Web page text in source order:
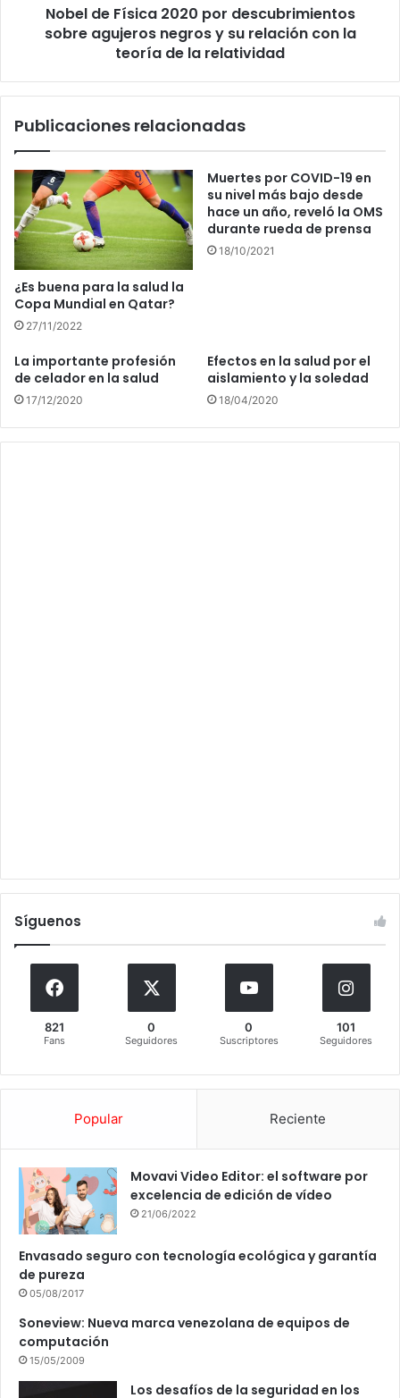
la
de
Nobel de Física 2020 por descubrimientos
sobre agujeros negros y su relación con la
teoría de la relatividad
Publicaciones relacionadas
¿Es buena para la salud la
Copa Mundial en Qatar?
27/11/2022
Muertes por COVID-19 en
su nivel más bajo desde
hace un año, reveló la OMS
durante rueda de prensa
18/10/2021
La importante profesión
de celador en la salud
17/12/2020
Efectos en la salud por el
aislamiento y la soledad
18/04/2020
Síguenos
821
Fans
0
Seguidores
0
Suscriptores
101
Seguidores
Popular Reciente
Movavi Video Editor: el software por
excelencia de edición de vídeo
21/06/2022
Envasado seguro con tecnología ecológica y garantía
de pureza
05/08/2017
Soneview: Nueva marca venezolana de equipos de
computación
15/05/2009
Los desafíos de la seguridad en los